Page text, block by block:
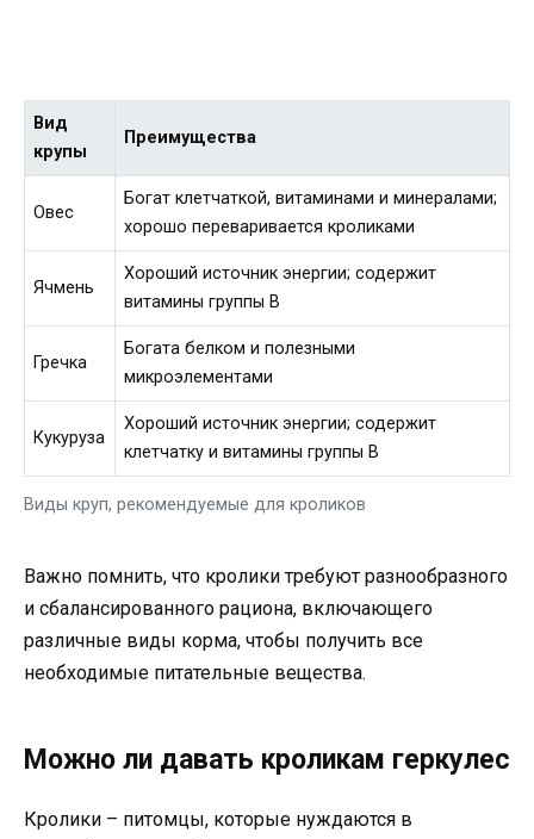
Виды круп, рекомендуемые для кроликов
Вид
крупы
Преимущества
Овес
Богат клетчаткой, витаминами и минералами;
хорошо переваривается кроликами
Ячмень
Хороший источник энергии; содержит
витамины группы В
Гречка
Богата белком и полезными
микроэлементами
Кукуруза
Хороший источник энергии; содержит
клетчатку и витамины группы В
Важно помнить, что кролики требуют разнообразного
и сбалансированного рациона, включающего
различные виды корма, чтобы получить все
необходимые питательные вещества.
Можно ли давать кроликам геркулес
Кролики – питомцы, которые нуждаются в